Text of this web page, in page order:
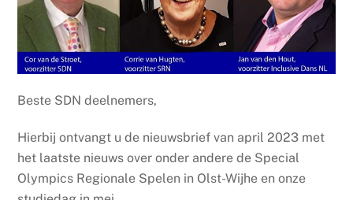
Beste SDN deelnemers,
Hierbij ontvangt u de nieuwsbrief van april 2023 met
het laatste nieuws over onder andere de Special
Olympics Regionale Spelen in Olst-Wijhe en onze